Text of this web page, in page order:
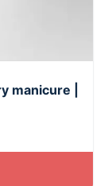
manicure |